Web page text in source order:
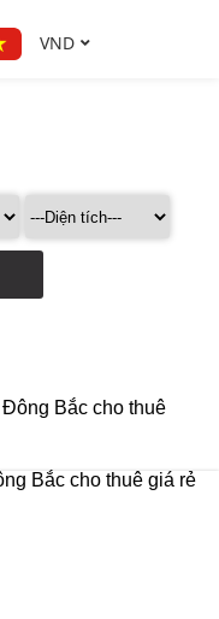
VND
Bắc cho thuê